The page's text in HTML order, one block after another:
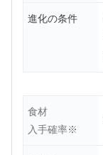
進化の条件
食材
入手確率※